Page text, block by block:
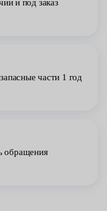
и под заказ
части 1 год
обращения